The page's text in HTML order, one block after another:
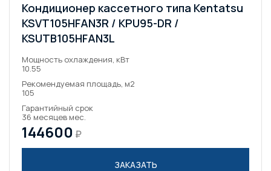
Кондиционер кассетного типа Kentatsu
KSVT105HFAN3R / KPU95-DR /
KSUTB105HFAN3L
Мощность охлаждения, кВт
10.55
Рекомендуемая площадь, м2
105
Гарантийный срок
36 месяцев мес.
144600 ₽
ЗАКАЗАТЬ